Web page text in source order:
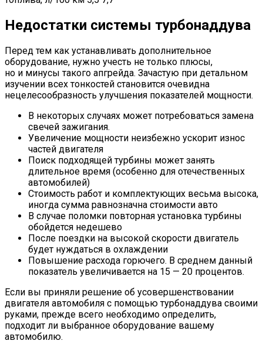
Недостатки системы турбонаддува
Перед тем как устанавливать дополнительное
оборудование, нужно учесть не только плюсы,
но и минусы такого апгрейда. Зачастую при детальном
изучении всех тонкостей становится очевидна
нецелесообразность улучшения показателей мощности.
В некоторых случаях может потребоваться замена
свечей зажигания.
Увеличение мощности неизбежно ускорит износ
частей двигателя
Поиск подходящей турбины может занять
длительное время (особенно для отечественных
автомобилей)
Стоимость работ и комплектующих весьма высока,
иногда сумма равнозначна стоимости авто
В случае поломки повторная установка турбины
обойдется недешево
После поездки на высокой скорости двигатель
будет нуждаться в охлаждении
Повышение расхода горючего. В среднем данный
показатель увеличивается на 15 — 20 процентов.
Если вы приняли решение об усовершенствовании
двигателя автомобиля с помощью турбонаддува своими
руками, прежде всего необходимо определить,
подходит ли выбранное оборудование вашему
автомобилю.